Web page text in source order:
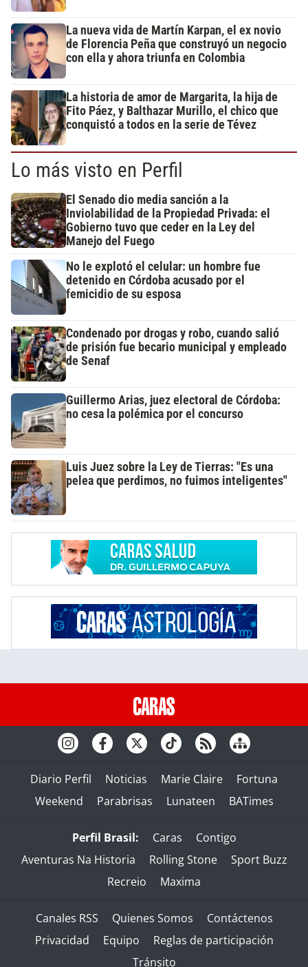
La nueva vida de Martín Karpan, el ex novio
de Florencia Peña que construyó un negocio
con ella y ahora triunfa en Colombia
La historia de amor de Margarita, la hija de
Fito Páez, y Balthazar Murillo, el chico que
conquistó a todos en la serie de Tévez
Lo más visto en Perfil
El Senado dio media sanción a la
Inviolabilidad de la Propiedad Privada: el
Gobierno tuvo que ceder en la Ley del
Manejo del Fuego
No le explotó el celular: un hombre fue
detenido en Córdoba acusado por el
femicidio de su esposa
Condenado por drogas y robo, cuando salió
de prisión fue becario municipal y empleado
de Senaf
Guillermo Arias, juez electoral de Córdoba:
no cesa la polémica por el concurso
Luis Juez sobre la Ley de Tierras: "Es una
pelea que perdimos, no fuimos inteligentes"
Diario Perfil Noticias Marie Claire
Fortuna
Weekend
Parabrisas Lunateen BATimes
Perfil Brasil: Caras
Contigo
Aventuras Na Historia
Rolling Stone
Sport Buzz
Recreio
Maxima
Canales RSS Quienes Somos
Contáctenos
Privacidad
Equipo
Reglas de participación
Tránsito